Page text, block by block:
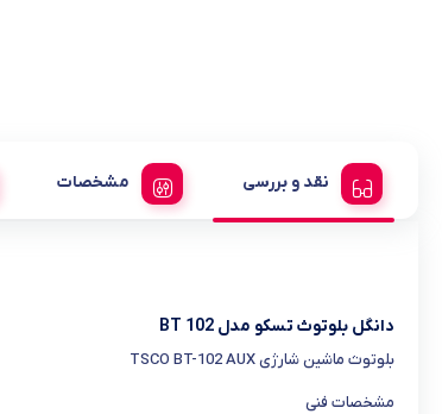
نقد و بررسی مشخصات
دانگل بلوتوث تسکو مدل BT 102
بلوتوث ماشین شارژی TSCO BT-102 AUX
مشخصات فنی